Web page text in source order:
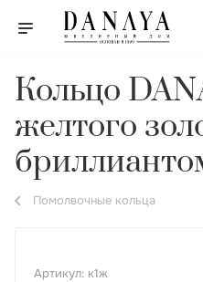
Кольцо
желтого
Помолвочные кольца
Артикул: к1ж